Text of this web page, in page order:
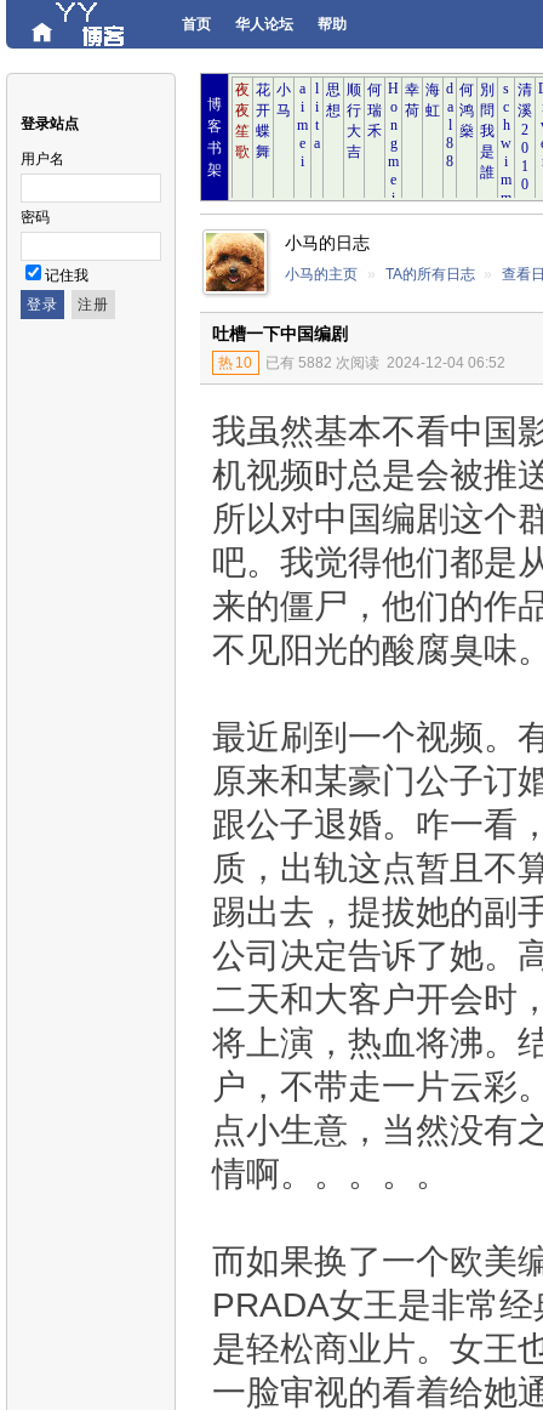
首页 华人论坛 帮助
登录站点
用户名
密码
记住我
博
客
书
架
小马的日志
小马的主页 » TA的所有日志 » 查看
吐槽一下中国编剧
热 10 已有 5882 次阅读 2024-12-04 06:52
我虽然基本不看中国
机视频时总是会被推
所以对中国编剧这个
吧。我觉得他们都是
来的僵尸，他们的作
不见阳光的酸腐臭味
最近刷到一个视频。
原来和某豪门公子订
跟公子退婚。咋一看
质，出轨这点暂且不
踢出去，提拔她的副
公司决定告诉了她。
二天和大客户开会时
将上演，热血将沸。
户，不带走一片云彩
点小生意，当然没有
情啊。。。。。
而如果换了一个欧美
PRADA女王是非常
是轻松商业片。女王
一脸审视的看着给她